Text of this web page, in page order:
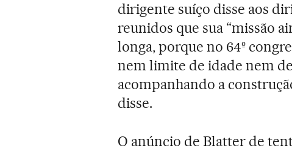
dirigente suíço disse aos
reunidos que sua “missão
longa, porque no 64º
nem limite de idade nem
acompanhando a
disse.
O anúncio de Blatter de